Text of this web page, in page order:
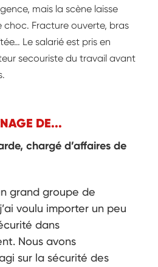
mais la scène laisse
choc. Fracture ouverte, bras
Le salarié est pris en
secouriste du travail avant
DE...
chargé d’affaires de
grand groupe de
voulu importer un peu
dans
Nous avons
sur la sécurité des